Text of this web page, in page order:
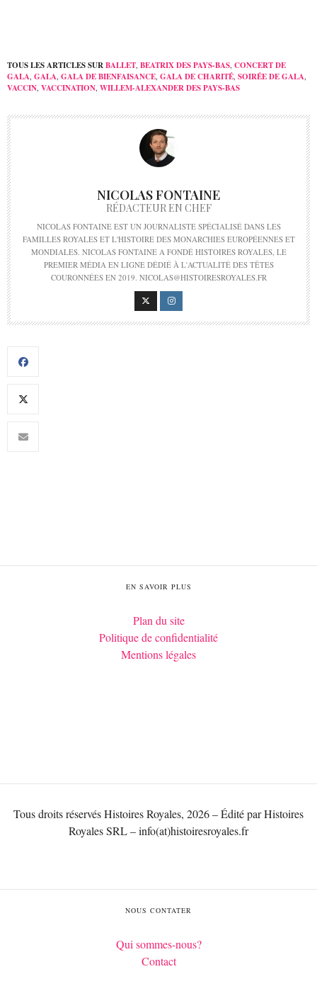
TOUS LES ARTICLES SURBALLET, BEATRIX DES PAYS-BAS, CONCERT DE
GALA, GALA, GALA DE BIENFAISANCE, GALA DE CHARITÉ, SOIRÉE DE GALA,
VACCIN, VACCINATION, WILLEM-ALEXANDER DES PAYS-BAS
NICOLAS FONTAINE
RÉDACTEUR EN CHEF
NICOLAS FONTAINE EST UN JOURNALISTE SPÉCIALISÉ DANS LES
FAMILLES ROYALES ET L'HISTOIRE DES MONARCHIES EUROPÉENNES ET
MONDIALES. NICOLAS FONTAINE A FONDÉ HISTOIRES ROYALES, LE
PREMIER MÉDIA EN LIGNE DÉDIÉ À L'ACTUALITÉ DES TÊTES
COURONNÉES EN 2019. NICOLAS@HISTOIRESROYALES.FR
EN SAVOIR PLUS
Plan du site
Politique de confidentialité
Mentions légales
Tous droits réservés Histoires Royales, 2026 – Édité par Histoires
Royales SRL – info(at)histoiresroyales.fr
NOUS CONTATER
Qui sommes-nous?
Contact